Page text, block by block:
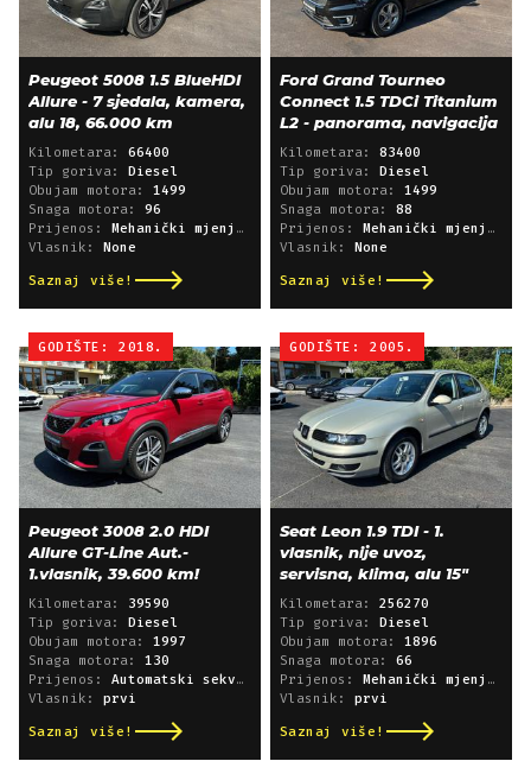
Peugeot 5008 1.5 BlueHDI
Allure - 7 sjedala, kamera,
alu 18, 66.000 km
Kilometara: 66400
Tip goriva: Diesel
Obujam motora: 1499
Snaga motora: 96
Prijenos: Mehanički mjenjač
Vlasnik: None
Saznaj više!
Ford Grand Tourneo
Connect 1.5 TDCi Titanium
L2 - panorama, navigacija
Kilometara: 83400
Tip goriva: Diesel
Obujam motora: 1499
Snaga motora: 88
Prijenos: Mehanički mjenjač
Vlasnik: None
Saznaj više!
GODIŠTE: 2018.
Peugeot 3008 2.0 HDI
Allure GT-Line Aut.-
1.vlasnik, 39.600 km!
Kilometara: 39590
Tip goriva: Diesel
Obujam motora: 1997
Snaga motora: 130
Prijenos: Automatski sekvencijski
Vlasnik: prvi
Saznaj više!
GODIŠTE: 2005.
Seat Leon 1.9 TDI - 1.
vlasnik, nije uvoz,
servisna, klima, alu 15"
Kilometara: 256270
Tip goriva: Diesel
Obujam motora: 1896
Snaga motora: 66
Prijenos: Mehanički mjenjač
Vlasnik: prvi
Saznaj više!